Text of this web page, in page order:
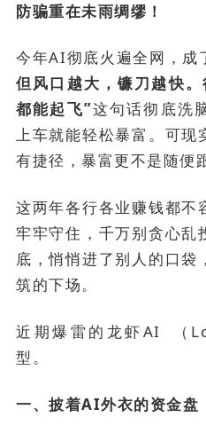
防骗重在未雨绸缪！
今年AI彻底火遍全网，成
但风口越大，镰刀越快
都能起飞”这句话彻底洗
上车就能轻松暴富。可现
有捷径，暴富更不是随便
这两年各行各业赚钱都不
牢牢守住，千万别贪心乱
底，悄悄进了别人的口袋
筑的下场。
近期爆雷的 龙虾AI
（
型。
一、披着AI外衣的资金盘